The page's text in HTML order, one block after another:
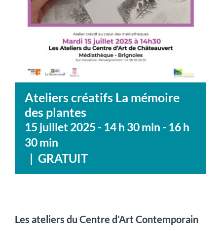
Ateliers créatifs La mémoire
des plantes
15 juillet 2025 - 14 h 30 min - 16 h
30 min
| GRATUIT
Les ateliers du Centre d’Art Contemporain